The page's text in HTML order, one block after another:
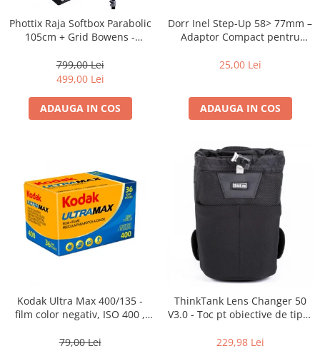
Blitz-uri studio
Blitz-uri mobile, cu acumulatori
Accesorii Blitz-uri studio
Lampi lumina continua
Stative/boom-uri pentru lumini
Suporti pentru fundaluri
Blende
Umbrele
Corturi si mese pt. fotografia de
Huse si genti pentru studio
Phottix Raja Softbox Parabolic
105cm + Grid Bowens -
799,00 Lei
499,00 Lei
ADAUGA IN COS
Dorr Inel Step-Up 58> 77mm –
Adaptor Compact pentru
25,00 Lei
ADAUGA IN COS
Kodak Ultra Max 400/135 -
film color negativ, ISO 400 ,
79,00 Lei
ThinkTank Lens Changer 50
V3.0 - Toc pt obiective de tipul
229,98 Lei